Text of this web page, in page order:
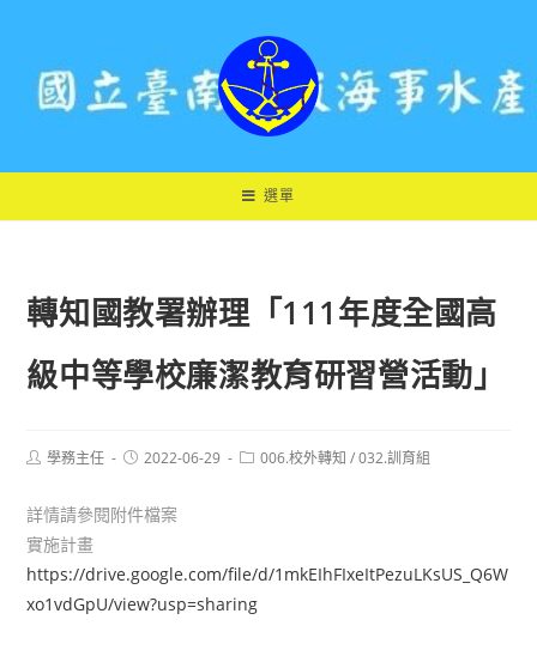
選單
轉知國教署辦理「111年度全國高
級中等學校廉潔教育研習營活動」
Post學務主任
Post2022-06-29
Post006.校外轉知 / 032.訓育組
詳情請參閱附件檔案
實施計畫
https://drive.google.com/file/d/1mkEIhFIxeItPezuLKsUS_Q6W
xo1vdGpU/view?usp=sharing